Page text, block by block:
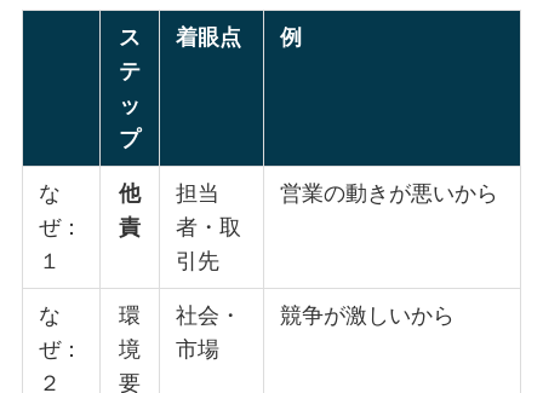
ス
テ
ッ
プ
着眼点 例
な
ぜ：
１
他
責
担当
者・取
引先
営業の動きが悪いから
な
ぜ：
２
環
境
要
社会・
市場
競争が激しいから